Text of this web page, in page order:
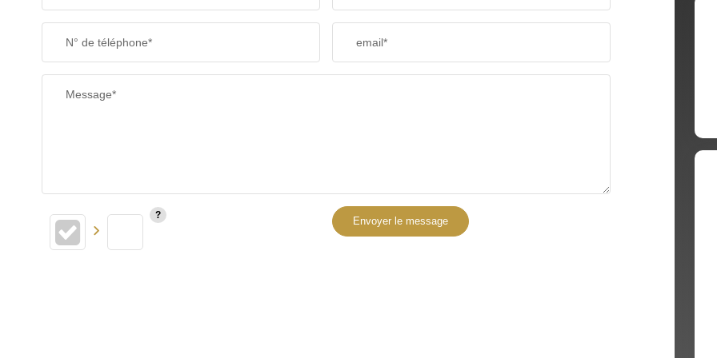
SUPERFICIE :
RESTAURANTS ET CAFÉS COMMERCES
N° de téléphone* email*
Message*
Envoyer le message